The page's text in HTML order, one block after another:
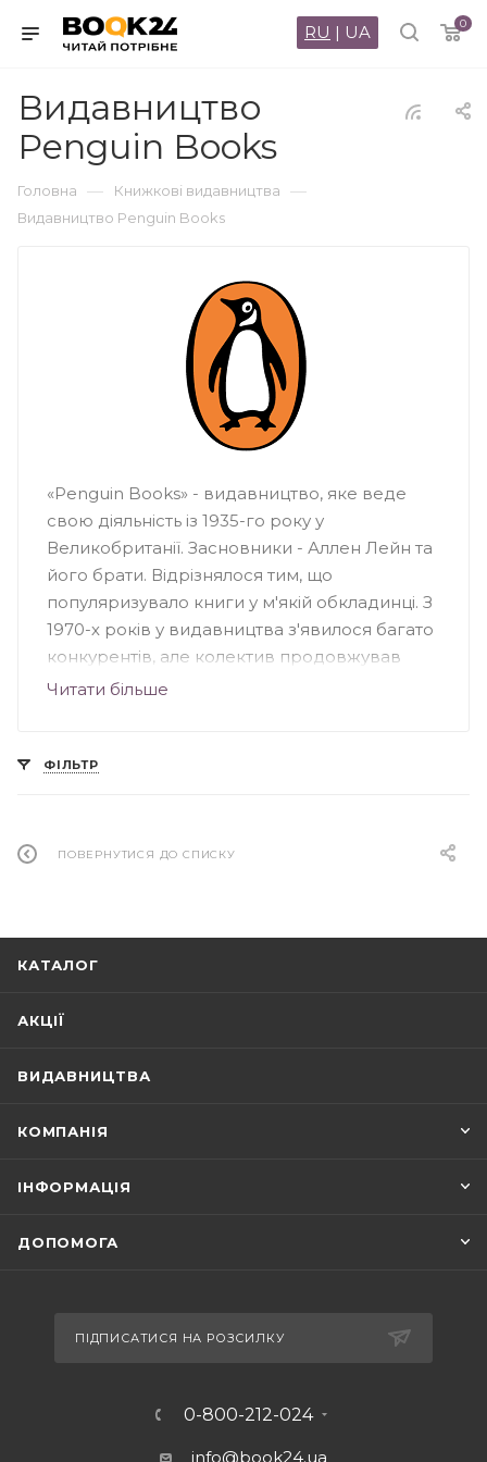
0
RU | UA
Видавництво
Penguin Books
Головна — Книжкові видавництва —
Видавництво Penguin Books
«Penguin Books» - видавництво, яке веде
свою діяльність із 1935-го року у
Великобританії. Засновники - Аллен Лейн та
його брати. Відрізнялося тим, що
популяризувало книги у м'якій обкладинці. З
1970-х років у видавництва з'явилося багато
конкурентів, але колектив продовжував
випускати серйозні книги для широкого
науково-популярних творах, особливе
сьогоднішній день «Penguin Books» - це
Читати більше
ФІЛЬТР
ПОВЕРНУТИСЯ ДО СПИСКУ
КАТАЛОГ
АКЦІЇ
ВИДАВНИЦТВА
КОМПАНІЯ
ІНФОРМАЦІЯ
ДОПОМОГА
ПІДПИСАТИСЯ НА РОЗСИЛКУ
0-800-212-024
info@book24.ua